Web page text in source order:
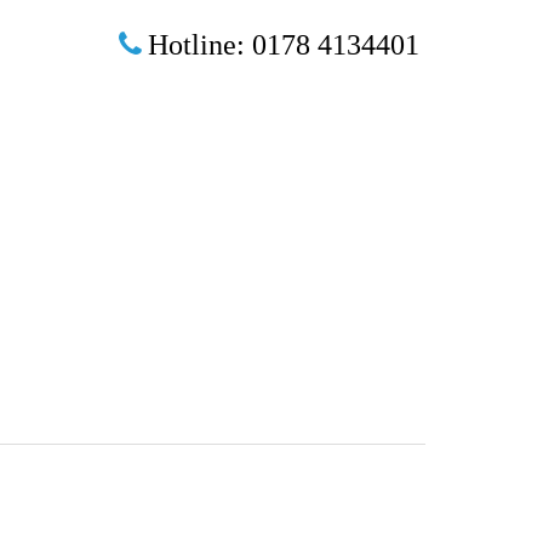
Hotline: 0178 4134401